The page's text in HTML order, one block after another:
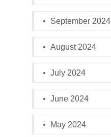
September 2024
August 2024
July 2024
June 2024
May 2024